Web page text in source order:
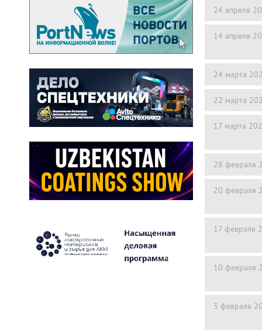
24 апреля
14 апреля
24 марта
22 марта
17 марта
28 февраля
20 февраля
17 февраля
10 февраля
3 февраля